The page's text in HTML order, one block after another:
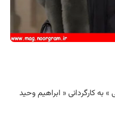
» به کارگردانی « ابراهیم وحید